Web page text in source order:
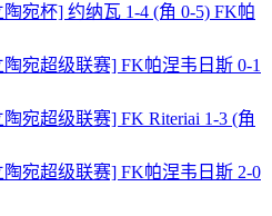
陶宛杯] 约纳瓦 1-4 (角 0-5) FK帕
陶宛超级联赛] FK帕涅韦日斯 0-1
陶宛超级联赛] FK Riteriai 1-3 (角
陶宛超级联赛] FK帕涅韦日斯 2-0